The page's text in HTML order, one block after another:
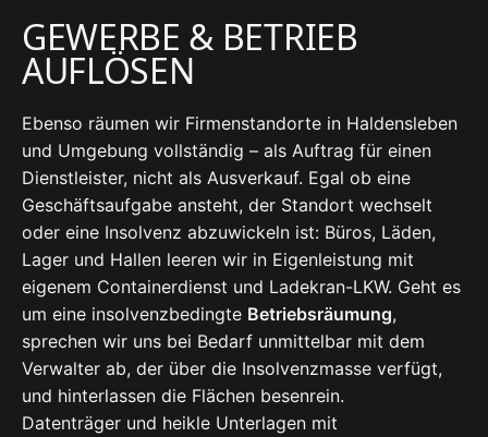
GEWERBE & BETRIEB
AUFLÖSEN
Ebenso räumen wir Firmenstandorte in Haldensleben
und Umgebung vollständig – als Auftrag für einen
Dienstleister, nicht als Ausverkauf. Egal ob eine
Geschäftsaufgabe ansteht, der Standort wechselt
oder eine Insolvenz abzuwickeln ist: Büros, Läden,
Lager und Hallen leeren wir in Eigenleistung mit
eigenem Containerdienst und Ladekran-LKW. Geht es
um eine insolvenzbedingte Betriebsräumung,
sprechen wir uns bei Bedarf unmittelbar mit dem
Verwalter ab, der über die Insolvenzmasse verfügt,
und hinterlassen die Flächen besenrein.
Datenträger und heikle Unterlagen mit